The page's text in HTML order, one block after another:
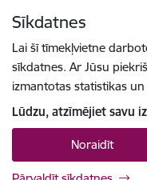
Sīkdatnes
Lai šī tīmekļvietne
sīkdatnes. Ar Jūsu
izmantotas statistikas
Lūdzu, atzīmējiet savu
Noraidīt